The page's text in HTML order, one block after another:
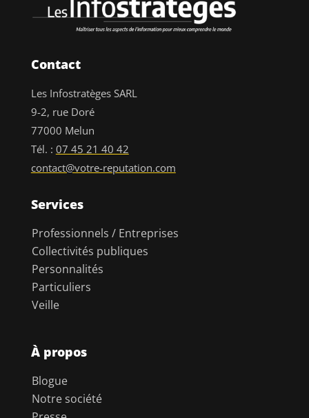
Contact
Les Infostratèges SARL
9-2, rue Doré
77000 Melun
Tél. : 07 45 21 40 42
contact@votre-reputation.com
Services
Professionnels / Entreprises
Collectivités publiques
Personnalités
Particuliers
Veille
À propos
Blogue
Notre société